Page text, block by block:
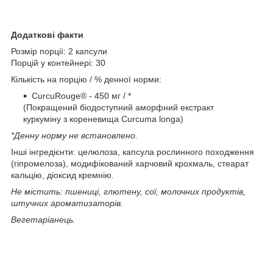
Додаткові факти
Розмір порції: 2 капсули
Порцій у контейнері: 30
Кількість на порцію / % денної норми:
СurcuRouge® - 450 мг / *
(Покращений біодоступний аморфний екстракт
куркуміну з кореневища Curcuma longa)
*Денну норму не встановлено.
Інші інгредієнти: целюлоза, капсула рослинного походження
(гіпромелоза), модифікований харчовий крохмаль, стеарат
кальцію, діоксид кремнію.
Не містить: пшениці, глютену, сої, молочних продуктів,
штучних ароматизаторів.
Вегетаріанець.